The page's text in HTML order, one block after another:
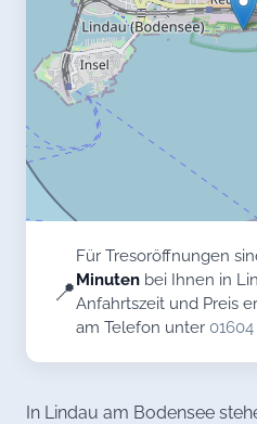
📍
Für Tresoröffnungen
Minuten bei Ihnen in
Anfahrtszeit und Preis
am Telefon unter
In Lindau am Bodensee